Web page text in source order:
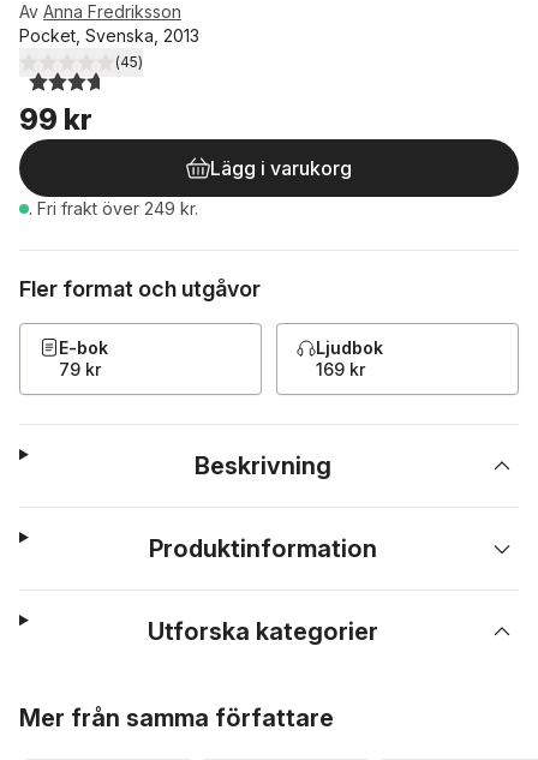
Av Anna Fredriksson
Pocket, Svenska, 2013
3,7utav 5 stjärnor. Totalt antal röster:
(45)
99 kr
Lägg i varukorg
. Fri frakt över 249 kr.
Fler format och utgåvor
E-bok
79 kr
Ljudbok
169 kr
Beskrivning
Produktinformation
Utforska kategorier
Mer från samma författare